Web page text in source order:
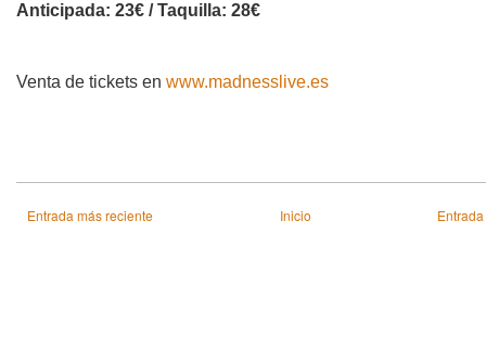
Anticipada: 23€ / Taquilla: 28€
Venta de tickets en www.madnesslive.es
Entrada más reciente Inicio